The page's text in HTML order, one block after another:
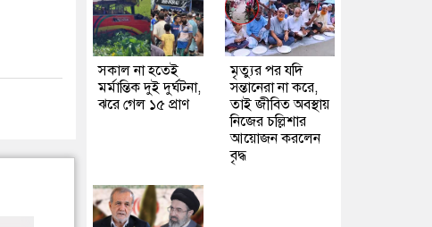
সকাল না হতেই
মর্মান্তিক দুই দুর্ঘটনা,
ঝরে গেল ১৫ প্রাণ
মৃত্যুর পর যদি
সন্তানেরা না করে,
তাই জীবিত অবস্থায়
নিজের চল্লিশার
আয়োজন করলেন
বৃদ্ধ